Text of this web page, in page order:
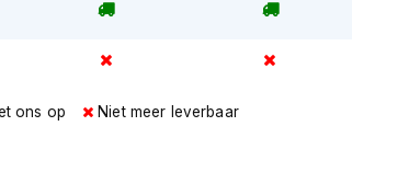
ons op Niet meer leverbaar